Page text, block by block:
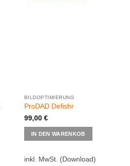
BILDOPTIMIERUNG
ProDAD Defishr
99,00 €
IN DEN WARENKOB
inkl. MwSt. (Download)